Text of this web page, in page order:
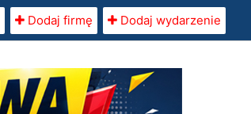
Dodaj firmę Dodaj wydarzenie